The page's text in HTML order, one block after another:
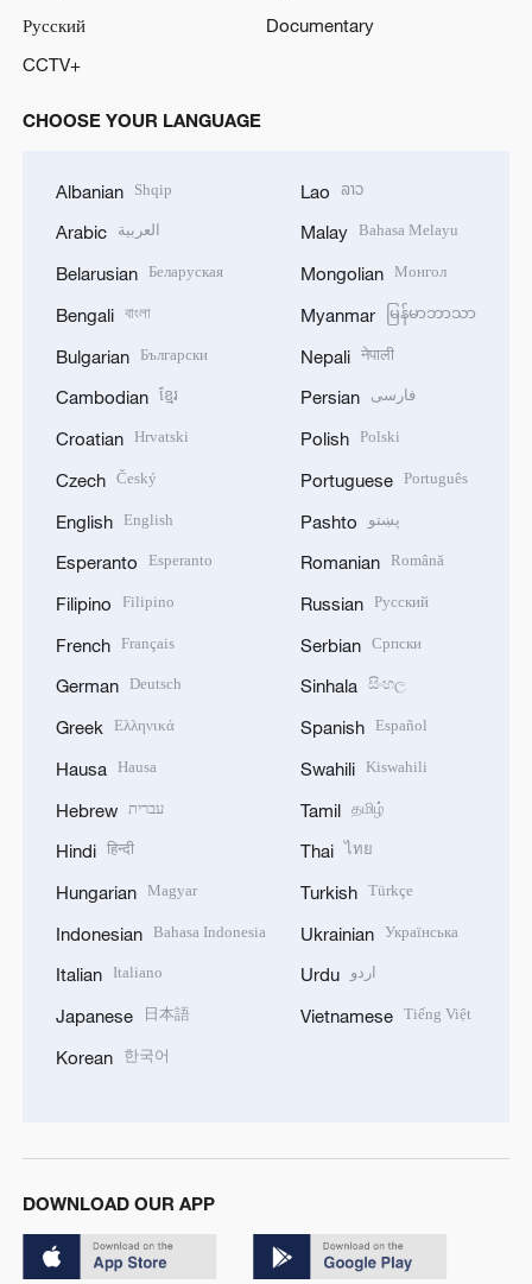
Русский
Documentary
CCTV+
CHOOSE YOUR LANGUAGE
Albanian Shqip
Arabic العربية
Belarusian Беларуская
Bengali বাংলা
Bulgarian Български
Cambodian ខ្មែរ
Croatian Hrvatski
Czech Český
English English
Esperanto Esperanto
Filipino Filipino
French Français
German Deutsch
Greek Ελληνικά
Hausa Hausa
Hebrew עברית
Hindi हिन्दी
Hungarian Magyar
Indonesian Bahasa Indonesia
Italian Italiano
Japanese 日本語
Korean 한국어
Lao ລາວ
Malay Bahasa Melayu
Mongolian Монгол
Myanmar မြန်မာဘာသာ
Nepali नेपाली
Persian فارسی
Polish Polski
Portuguese Português
Pashto پښتو
Romanian Română
Russian Русский
Serbian Српски
Sinhala සිංහල
Spanish Español
Swahili Kiswahili
Tamil தமிழ்
Thai ไทย
Turkish Türkçe
Ukrainian Українська
Urdu اردو
Vietnamese Tiếng Việt
DOWNLOAD OUR APP